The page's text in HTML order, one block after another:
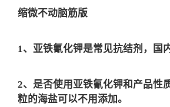
缩微不动脑筋版
1、亚铁氰化钾是常见抗结剂，国
2、是否使用亚铁氰化钾和产品性
粒的海盐可以不用添加。